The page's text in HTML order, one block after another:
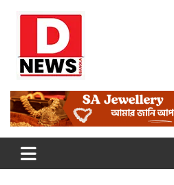
Dnews
#Medinipur24X7News